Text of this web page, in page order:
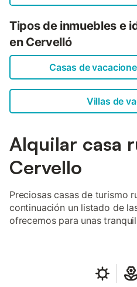
Tipos de inmuebles e
en Cervelló
Casas de
Villas de
Alquilar casa
Cervello
Preciosas casas de turismo
continuación un listado de
ofrecemos para unas